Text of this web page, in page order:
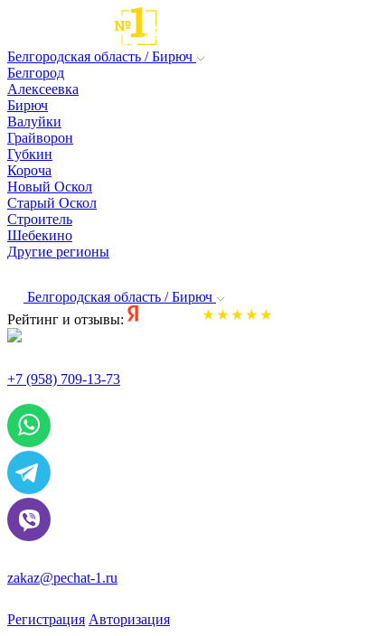
Белгородская область / Бирюч
Белгород
Алексеевка
Бирюч
Валуйки
Грайворон
Губкин
Короча
Новый Оскол
Старый Оскол
Строитель
Шебекино
Другие регионы
Белгородская область / Бирюч
Рейтинг и отзывы:
+7 (958) 709-13-73
zakaz@pechat-1.ru
Регистрация Авторизация